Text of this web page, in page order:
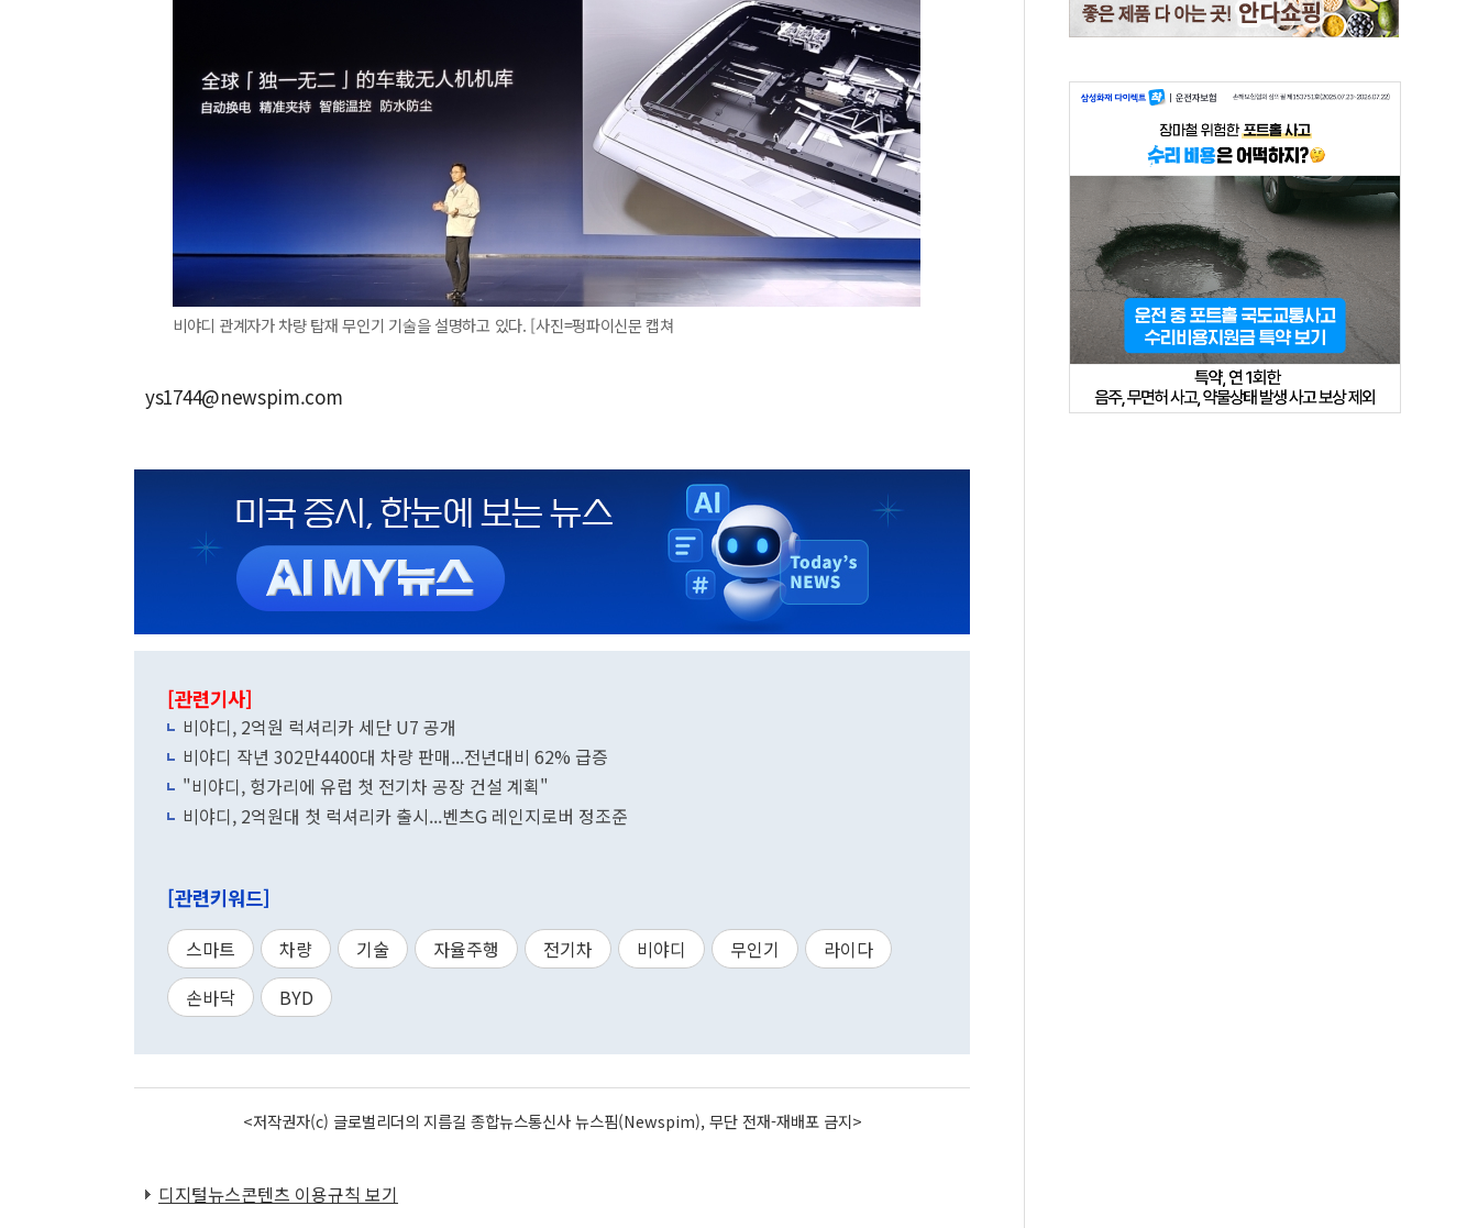
비야디 관계자가 차량 탑재 무인기 기술을 설명하고 있다. [사진=펑파이신문 캡쳐
ys1744@newspim.com
[관련기사]
비야디, 2억원 럭셔리카 세단 U7 공개
비야디 작년 302만4400대 차량 판매...전년대비 62% 급증
"비야디, 헝가리에 유럽 첫 전기차 공장 건설 계획"
비야디, 2억원대 첫 럭셔리카 출시...벤츠G 레인지로버 정조준
[관련키워드]
스마트 차량 기술 자율주행 전기차 비야디 무인기
라이다
손바닥
BYD
<저작권자(c) 글로벌리더의 지름길 종합뉴스통신사 뉴스핌(Newspim), 무단 전재-재배포 금지>
디지털뉴스콘텐츠 이용규칙 보기